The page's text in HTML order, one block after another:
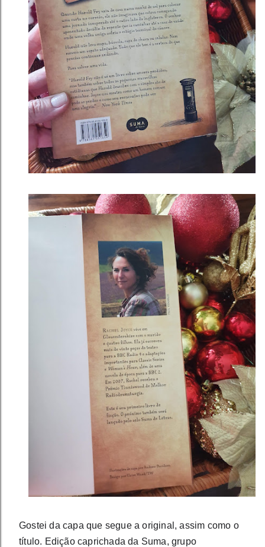
Gostei da capa que segue a original, assim como o
título. Edição caprichada da Suma, grupo